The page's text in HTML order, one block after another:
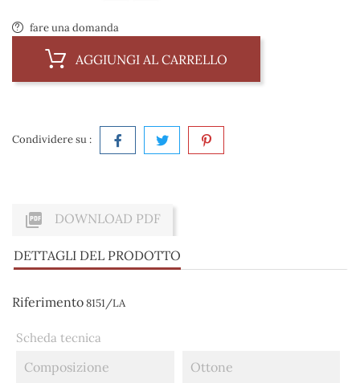
fare una domanda
AGGIUNGI AL CARRELLO
Condividere su :
 DOWNLOAD PDF
DETTAGLI DEL PRODOTTO
Riferimento8151/LA
Scheda tecnica
Composizione Ottone